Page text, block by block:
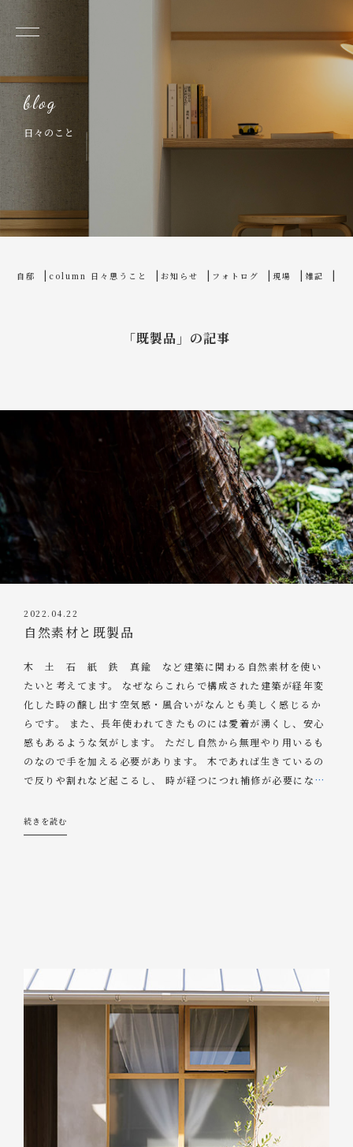
日々のこと
home blog
自邸 column 日々思うこと お知らせ フォトログ 現場 雑記
「既製品」の記事
2022.04.22
自然素材と既製品
木 土 石 紙 鉄 真鍮 など建築に関わる自然素材を使い
たいと考えてます。 なぜならこれらで構成された建築が経年変
化した時の醸し出す空気感・風合いがなんとも美しく感じるか
らです。 また、長年使われてきたものには愛着が湧くし、安心
感もあるような気がします。 ただし自然から無理やり用いるも
のなので手を加える必要があります。 木であれば生きているの
で反りや割れなど起こるし、 時が経つにつれ補修が必要にな…
続きを読む